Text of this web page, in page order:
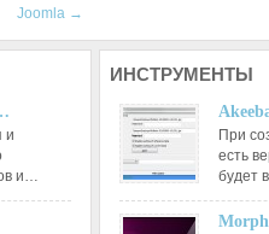
Joomla →
и
и…
ИНСТРУМЕНТЫ
При
есть
будет